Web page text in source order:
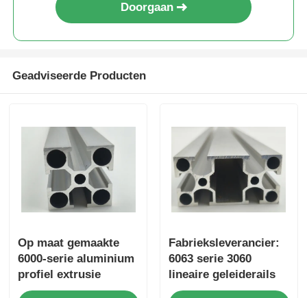
Gevelbekledingsprofielen
Gepolijst aluminium profiel
Profielen van aluminium
Aluminium extrusieprofielen voor warmteafvoeringen
Doorgaan
Geadviseerde Producten
Op maat gemaakte
6000-serie aluminium
profiel extrusie
keuken garderobe
Fabrieksleverancier:
6063 serie 3060
lineaire geleiderails
van industrieel